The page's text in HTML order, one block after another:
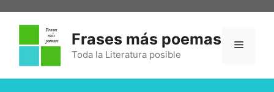
Frases más poemas
Toda la Literatura posible